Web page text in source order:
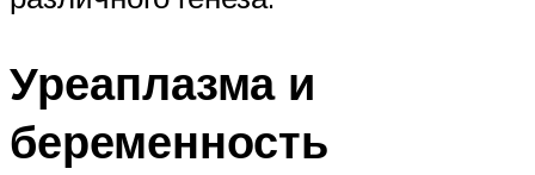
Уреаплазма и
беременность